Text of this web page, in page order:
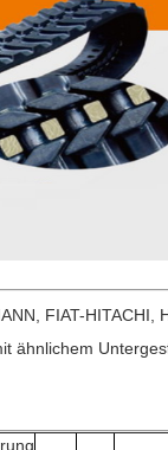
FIAT-HITACHI,
ähnlichem